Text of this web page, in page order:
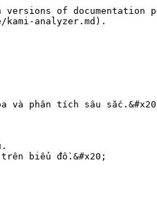
of documentation
analyzer.md).
phân tích sâu
biểu đồ.&#x20;